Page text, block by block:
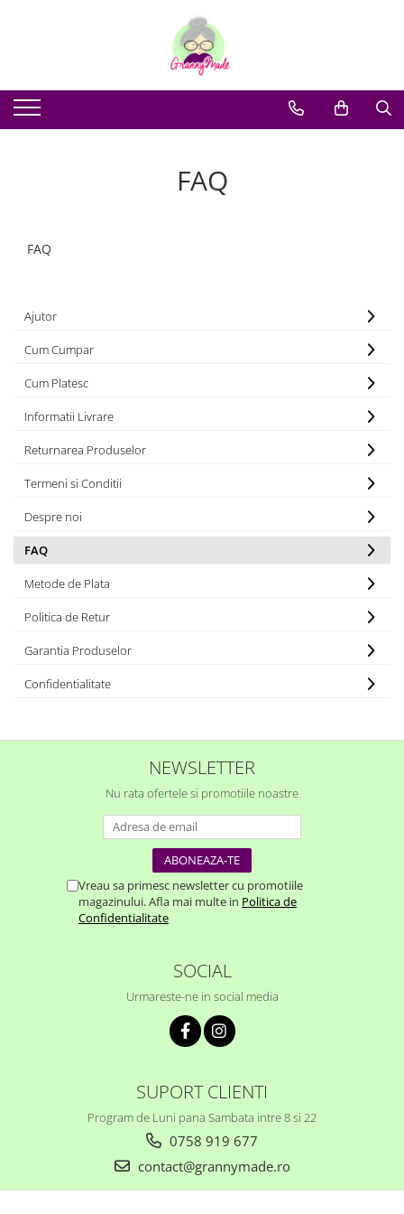
FAQ
FAQ
Ajutor
Cum Cumpar
Cum Platesc
Informatii Livrare
Returnarea Produselor
Termeni si Conditii
Despre noi
FAQ
Metode de Plata
Politica de Retur
Garantia Produselor
Confidentialitate
NEWSLETTER
Nu rata ofertele si promotiile noastre
Vreau sa primesc newsletter cu promotiile
magazinului. Afla mai multe in Politica de
Confidentialitate
SOCIAL
Urmareste-ne in social media
SUPORT CLIENTI
Program de Luni pana Sambata intre 8 si 22
0758 919 677
contact@grannymade.ro